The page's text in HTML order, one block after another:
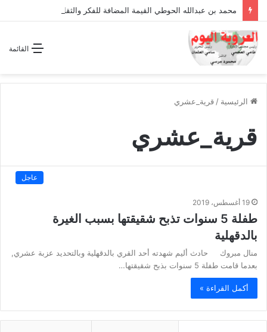
محمد بن عبدالله الحوطي القيمة المضافة للفكر والثقافة والتاريخ !
القائمة
الرئيسية / قرية_عشري
قرية_عشري
عاجل
19 أغسطس، 2019
طفلة 5 سنوات تذبح شقيقتها بسبب الغيرة
بالدقهلية
منال مبروك حادث أليم شهدته أحد القري بالدقهلية وبالتحديد عزبة عشري,
بعدما قامت طفلة 5 سنوات بذبح شقيقتها…
أكمل القراءة »